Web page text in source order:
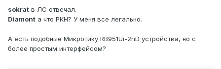
sokrat в ЛС отвечал.
Diamont а что РКН? У меня все легально.
А есть подобные Микротику RB951Ui-2nD устройства, но с
более простым интерфейсом?